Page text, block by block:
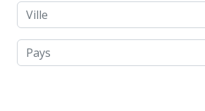
Ville
Pays